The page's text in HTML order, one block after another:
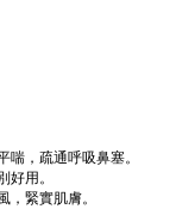
，疏通呼吸鼻塞。
用。
緊實肌膚。